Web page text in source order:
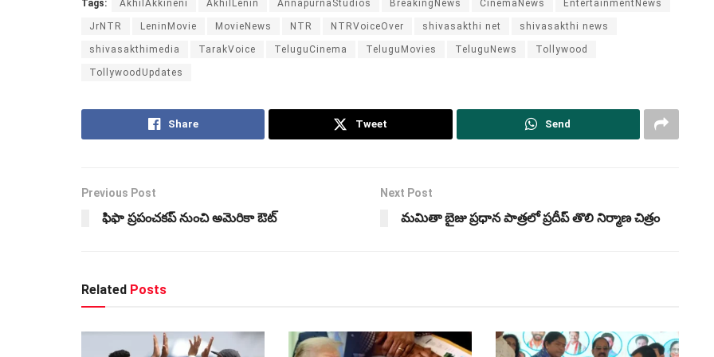
Tags: AkhilAkkineni AkhilLenin AnnapurnaStudios BreakingNews CinemaNews EntertainmentNews
JrNTR LeninMovie MovieNews NTR NTRVoiceOver shivasakthi net shivasakthi news
shivasakthimedia TarakVoice TeluguCinema TeluguMovies TeluguNews Tollywood
TollywoodUpdates
Share Tweet Send
Previous Post
ఫిఫా ప్రపంచకప్‌ నుంచి అమెరికా ఔట్‌
Next Post
మమితా బైజు ప్రధాన పాత్రలో ప్రదీప్‌ తొలి నిర్మాణ చిత్రం
Related Posts